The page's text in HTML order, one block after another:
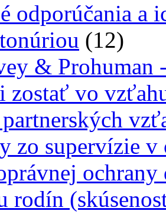
odporúčania a
(12)
& Prohuman
zostať vo
zo supervízie
rodín